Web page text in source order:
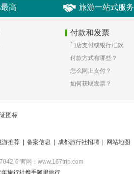
高 旅游一站式服务
付款和发票
门店支付或银行汇款
付款方式有哪些？
怎么网上支付？
如何获取发票？
游推荐 备案信息 成都旅行社招聘 网站地图
6 官网：www.167trip.com
年旅行社携手阿里旅行